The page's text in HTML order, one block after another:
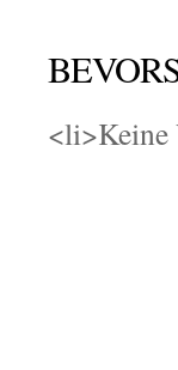
<li>Keine